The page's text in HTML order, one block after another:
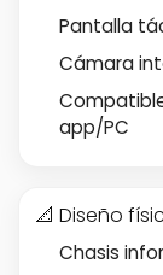
Pantalla
Cámara
app/PC
📐 Diseño
Chasis